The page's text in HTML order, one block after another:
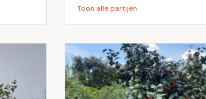
Toon alle partijen